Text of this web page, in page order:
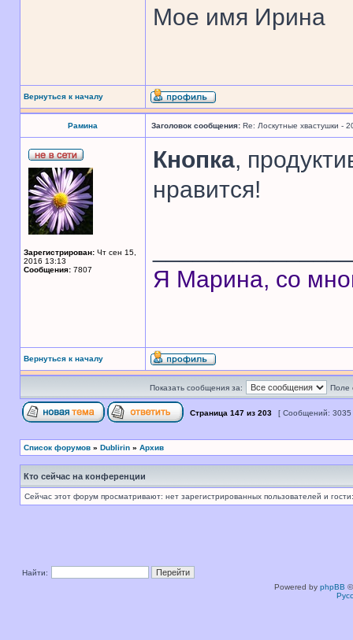
Мое имя Ирина
Вернуться к началу
Рамина Заголовок сообщения: Re: Лоскутные хвастушки -
Зарегистрирован: Чт сен 15,
2016 13:13
Сообщения: 7807
Кнопка,
нравится!
Я Марина, со
Вернуться к началу
Показать сообщения за: Поле
Страница 147 из 203 [ Сообщений:
Список форумов » Dublirin » Архив
Кто сейчас на конференции
Сейчас этот форум просматривают: нет зарегистрированных пользователей и
Найти:
Powered by phpBB